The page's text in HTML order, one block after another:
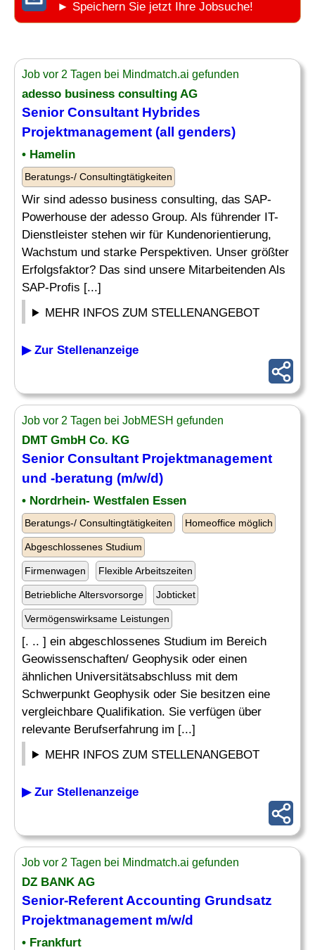
► Speichern Sie jetzt Ihre Jobsuche!
Job vor 2 Tagen bei Mindmatch.ai gefunden
adesso business consulting AG
SeniorConsultant Hybrides
Projektmanagement (all genders)
• Hamelin
Beratungs-/ Consultingtätigkeiten
Wir sind adesso business consulting, das SAP-
Powerhouse der adesso Group. Als führender IT-
Dienstleister stehen wir für Kundenorientierung,
Wachstum und starke Perspektiven. Unser größter
Erfolgsfaktor? Das sind unsere Mitarbeitenden Als
SAP-Profis [...]
MEHR INFOS ZUM STELLENANGEBOT
▶ Zur Stellenanzeige
Job vor 2 Tagen bei JobMESH gefunden
DMT GmbH Co. KG
SeniorConsultant Projektmanagement
und -beratung (m/w/d)
• Nordrhein- Westfalen Essen
Beratungs-/ Consultingtätigkeiten Homeoffice möglich
Abgeschlossenes Studium
Firmenwagen Flexible Arbeitszeiten
Betriebliche Altersvorsorge Jobticket
Vermögenswirksame Leistungen
[. .. ] ein abgeschlossenes Studium im Bereich
Geowissenschaften/ Geophysik oder einen
ähnlichen Universitätsabschluss mit dem
Schwerpunkt Geophysik oder Sie besitzen eine
vergleichbare Qualifikation. Sie verfügen über
relevante Berufserfahrung im [...]
MEHR INFOS ZUM STELLENANGEBOT
▶ Zur Stellenanzeige
Job vor 2 Tagen bei Mindmatch.ai gefunden
DZ BANK AG
Senior-Referent Accounting Grundsatz
Projektmanagement m/w/d
• Frankfurt